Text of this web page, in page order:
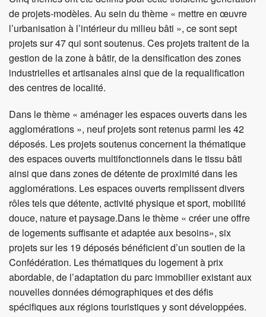
Cinq projets parmi les 21 déposés sont retenus dans le
thème « utiliser et valoriser durablement les ressources
naturelles». Ils s’articulent autour des thématiques de la
biodiversité, de la biomasse, de l’eau et des conflits
d’usage entre agriculture et aménagement du territoire.
thème « favoriser l’économie dans les espaces
fonctionnels ». Ces projets sont relatifs au tourisme, au
développement de sites d’importance régionale ou encore
au développement régional coordonné.
Des échanges d’expériences auront lieu dès l’automne
2014, afin de favoriser le transfert de connaissances et de
développer des réseaux entre les porteurs de projets. Ces
échanges visent à l’acquisition de connaissances
concrètes aux trois niveaux Confédération, cantons et
communes. Au terme du Programme 2014-2018, les
projets-modèles soutenus seront évalués et valorisés. Les
enseignements tirés et les bonnes pratiques permettront de
favoriser la transposition des expériences menées à